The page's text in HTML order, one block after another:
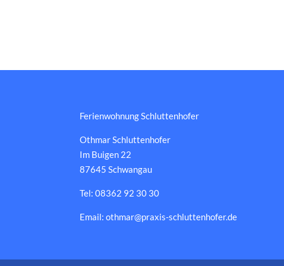
Ferienwohnung Schluttenhofer
Othmar Schluttenhofer
Im Buigen 22
87645 Schwangau
Tel: 08362 92 30 30
Email: othmar@praxis-schluttenhofer.de